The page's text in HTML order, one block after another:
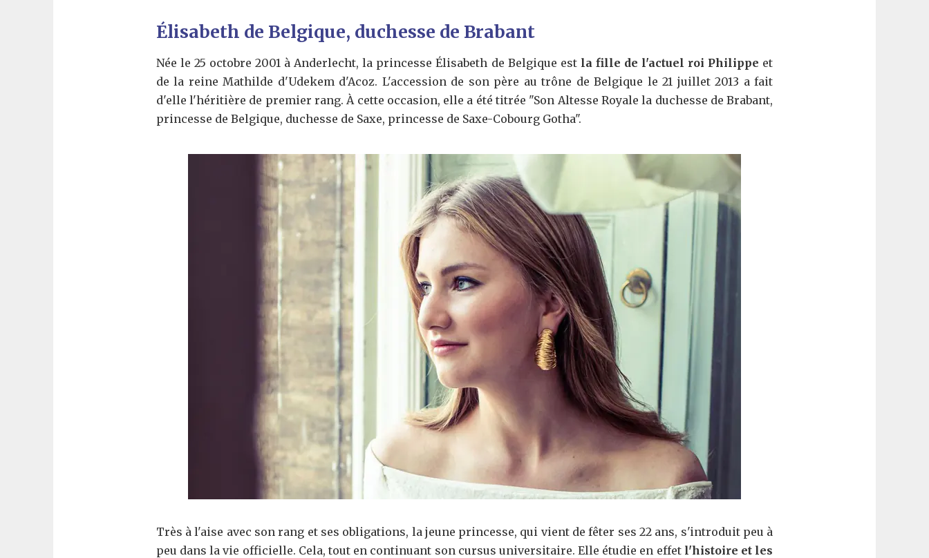
Élisabeth de Belgique, duchesse de Brabant
Née le 25 octobre 2001 à Anderlecht, la princesse Élisabeth de Belgique est la fille de l'actuel roi Philippe et
de la reine Mathilde d'Udekem d'Acoz. L'accession de son père au trône de Belgique le 21 juillet 2013 a fait
d'elle l'héritière de premier rang. À cette occasion, elle a été titrée "Son Altesse Royale la duchesse de Brabant,
princesse de Belgique, duchesse de Saxe, princesse de Saxe-Cobourg Gotha".
Très à l'aise avec son rang et ses obligations, la jeune princesse, qui vient de fêter ses 22 ans, s'introduit peu à
peu dans la vie officielle. Cela, tout en continuant son cursus universitaire. Elle étudie en effet l'histoire et les